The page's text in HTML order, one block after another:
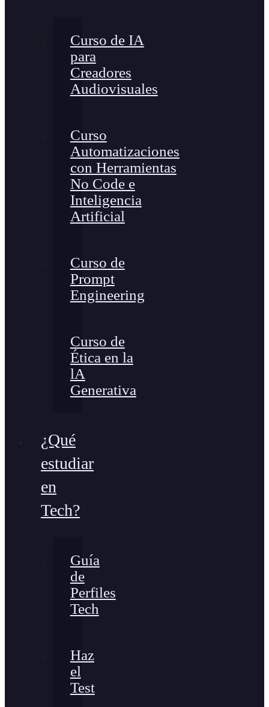
Curso de IA
para
Creadores
Audiovisuales
Curso
Automatizaciones
con Herramientas
No Code e
Inteligencia
Artificial
Curso de
Prompt
Engineering
Curso de
Ética en la
lA
Generativa
¿Qué
estudiar
en
Tech?
Guía
de
Perfiles
Tech
Haz
el
Test